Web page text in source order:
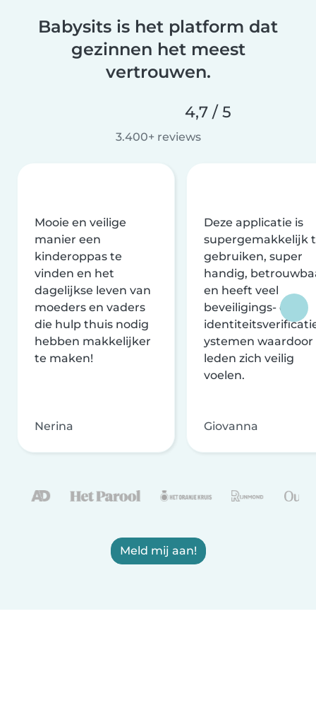
Babysits is het platform dat
gezinnen het meest
vertrouwen.
4,7 / 5
3.400+ reviews
Mooie en veilige
manier een
kinderoppas te
vinden en het
dagelijkse leven van
moeders en vaders
die hulp thuis nodig
hebben makkelijker
te maken!
Nerina
Deze applicatie is
supergemakkelijk
gebruiken, super
handig,
en heeft veel
beveiligings- en
ystemen waardoor
leden zich veilig
voelen.
Giovanna
Meld mij aan!